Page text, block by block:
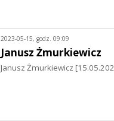
2023-05-15, godz. 09:09
Janusz Żmurkiewicz
Janusz Żmurkiewicz